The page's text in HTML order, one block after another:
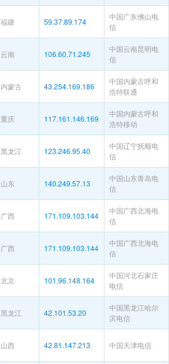
福建 59.37.89.174
中国广东佛山电
信
云南 106.60.71.245
中国云南昆明电
信
内蒙古 43.254.169.186
中国内蒙古呼和
浩特联通
重庆 117.161.146.169
中国内蒙古呼和
浩特移动
黑龙江 123.246.95.40
中国辽宁抚顺电
信
山东 140.249.57.13
中国山东青岛电
信
广西 171.109.103.144
中国广西北海电
信
广西 171.109.103.144
中国广西北海电
信
北京 101.96.148.164
中国河北石家庄
电信
黑龙江 42.101.53.20
中国黑龙江哈尔
滨电信
山西 42.81.147.213 中国天津电信